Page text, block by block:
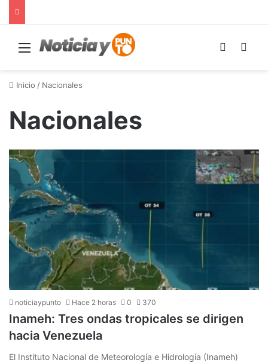
Menú Switch
Inicio / Nacionales
Nacionales
noticiaypunto Hace 2 horas 0 370
Inameh: Tres ondas tropicales se dirigen
hacia Venezuela
El Instituto Nacional de Meteorología e Hidrología (Inameh)